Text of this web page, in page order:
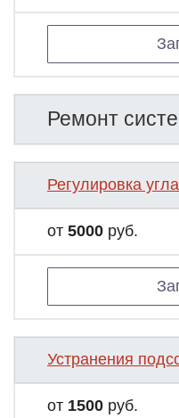
Ремонт
Регулировка
от 5000 руб.
Устранения
от 1500 руб.